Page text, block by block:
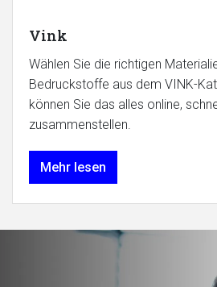
Vink
Wählen Sie die richtigen
Bedruckstoffe aus dem VINK-
können Sie das alles online,
zusammenstellen.
Mehr lesen